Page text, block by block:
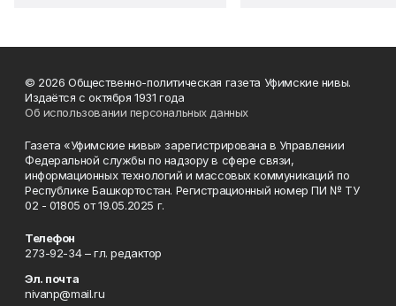
© 2026 Общественно-политическая газета Уфимские нивы.
Издаётся с октября 1931 года
Об использовании персональных данных
Газета «Уфимские нивы» зарегистрирована в Управлении
Федеральной службы по надзору в сфере связи,
информационных технологий и массовых коммуникаций по
Республике Башкортостан. Регистрационный номер ПИ № ТУ
02 - 01805 от 19.05.2025 г.
Телефон
273-92-34 – гл. редактор
Эл. почта
nivanp@mail.ru